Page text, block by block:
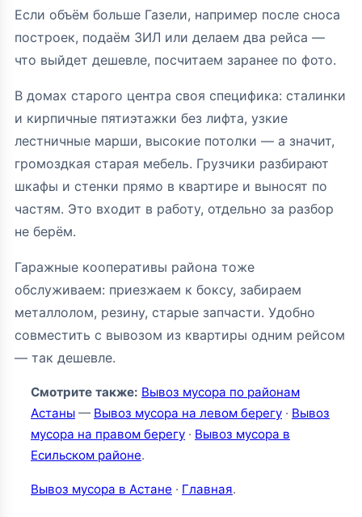
Если объём больше Газели, например после сноса
построек, подаём ЗИЛ или делаем два рейса —
что выйдет дешевле, посчитаем заранее по фото.
В домах старого центра своя специфика: сталинки
и кирпичные пятиэтажки без лифта, узкие
лестничные марши, высокие потолки — а значит,
громоздкая старая мебель. Грузчики разбирают
шкафы и стенки прямо в квартире и выносят по
частям. Это входит в работу, отдельно за разбор
не берём.
Гаражные кооперативы района тоже
обслуживаем: приезжаем к боксу, забираем
металлолом, резину, старые запчасти. Удобно
совместить с вывозом из квартиры одним рейсом
— так дешевле.
Смотрите также: Вывоз мусора по районам
Астаны — Вывоз мусора на левом берегу · Вывоз
мусора на правом берегу · Вывоз мусора в
Есильском районе.
Вывоз мусора в Астане · Главная.